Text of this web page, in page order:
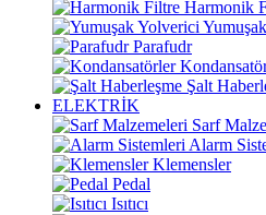
Harmonik
Parafudr
Şalt
ELEKTRİK
Sarf
Alarm
Klemensler
Pedal
Isıtıcı